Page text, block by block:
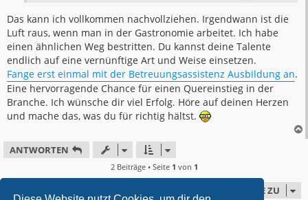
Das kann ich vollkommen nachvollziehen. Irgendwann ist die
Luft raus, wenn man in der Gastronomie arbeitet. Ich habe
einen ähnlichen Weg bestritten. Du kannst deine Talente
endlich auf eine vernünftige Art und Weise einsetzen.
Fange erst einmal mit der Betreuungsassistenz Ausbildung an.
Eine hervorragende Chance für einen Quereinstieg in der
Branche. Ich wünsche dir viel Erfolg. Höre auf deinen Herzen
und mache das, was du für richtig hältst.
ANTWORTEN
2 Beiträge • Seite 1 von 1
GEHE ZU